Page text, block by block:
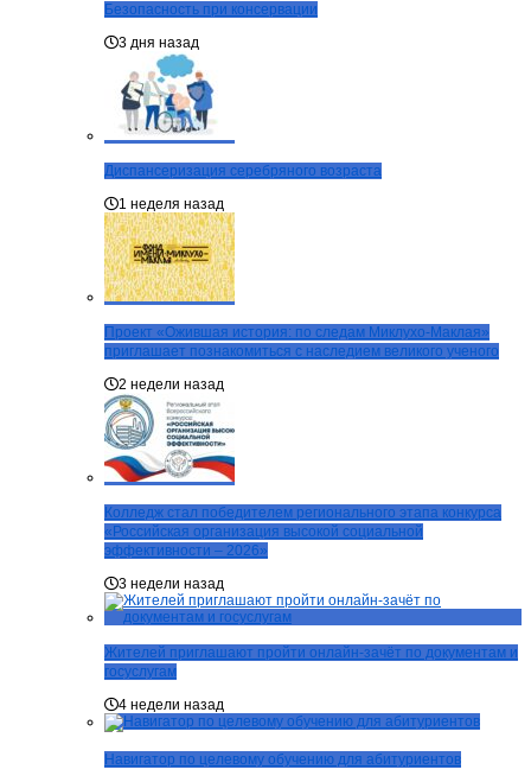
Безопасность при консервации
3 дня назад
Диспансеризация серебряного возраста
1 неделя назад
Проект «Ожившая история: по следам Миклухо-Маклая»
приглашает познакомиться с наследием великого ученого
2 недели назад
Колледж стал победителем регионального этапа конкурса
«Российская организация высокой социальной
эффективности – 2026»
3 недели назад
Жителей приглашают пройти онлайн-зачёт по документам и
госуслугам
4 недели назад
Навигатор по целевому обучению для абитуриентов